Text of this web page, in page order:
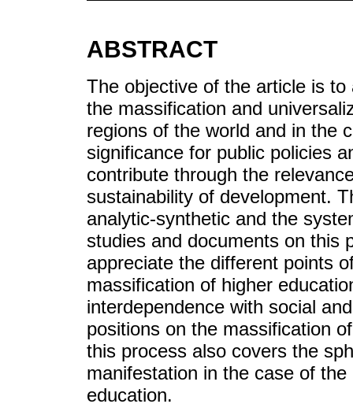
ABSTRACT
The objective of the article is
the massification and
regions of the world and in the
significance for public policies
contribute through the
sustainability of development.
analytic-synthetic and the
studies and documents on this
appreciate the different points
massification of higher
interdependence with social
positions on the massification
this process also covers the
manifestation in the case of
education.